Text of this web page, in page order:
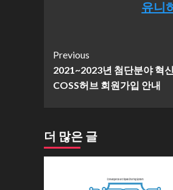
유니
Continue
Reading
Previous
2021~2023년 첨단분야 혁
COSS허브 회원가입 안내
더 많은 글